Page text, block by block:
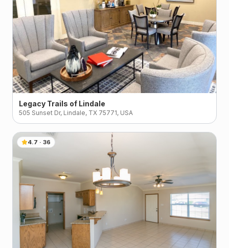
Legacy Trails of Lindale
505 Sunset Dr, Lindale, TX 75771, USA
4.7 · 36